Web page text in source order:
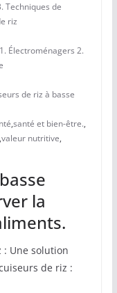
Techniques de
riz
Électroménagers 2.
de riz à basse
,santé et bien-être.,
,valeur nutritive,
la
: Une solution
de riz :